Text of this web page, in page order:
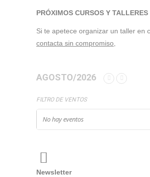
PRÓXIMOS CURSOS Y TALLERES
Si te apetece organizar un taller en
contacta sin compromiso,
AGOSTO/2026
FILTRO DE VENTOS
No hay eventos
Newsletter